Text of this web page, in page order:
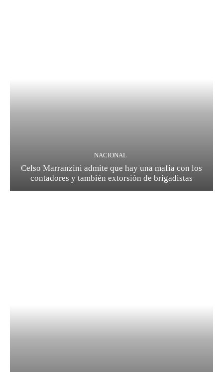
NACIONAL
Celso Marranzini admite que hay una mafia con los
contadores y también extorsión de brigadistas